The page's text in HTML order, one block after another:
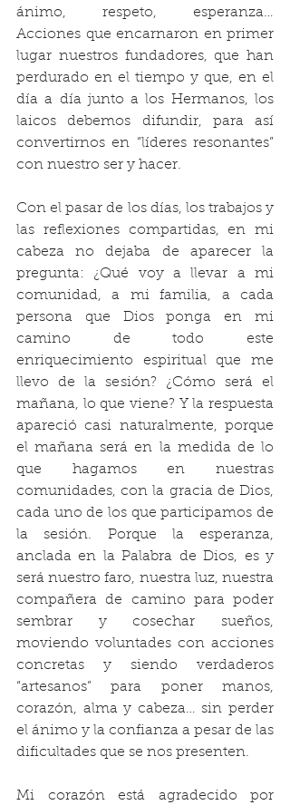
ánimo, respeto, esperanza…
Acciones que encarnaron en primer
lugar nuestros fundadores, que han
perdurado en el tiempo y que, en el
día a día junto a los Hermanos, los
laicos debemos difundir, para así
convertirnos en “líderes resonantes”
con nuestro ser y hacer.
Con el pasar de los días, los trabajos y
las reflexiones compartidas, en mi
cabeza no dejaba de aparecer la
pregunta: ¿Qué voy a llevar a mi
comunidad, a mi familia, a cada
persona que Dios ponga en mi
camino de todo este
enriquecimiento espiritual que me
llevo de la sesión? ¿Cómo será el
mañana, lo que viene? Y la respuesta
apareció casi naturalmente, porque
el mañana será en la medida de lo
que hagamos en nuestras
comunidades, con la gracia de Dios,
cada uno de los que participamos de
la sesión. Porque la esperanza,
anclada en la Palabra de Dios, es y
será nuestro faro, nuestra luz, nuestra
compañera de camino para poder
sembrar y cosechar sueños,
moviendo voluntades con acciones
concretas y siendo verdaderos
“artesanos” para poner manos,
corazón, alma y cabeza… sin perder
el ánimo y la confianza a pesar de las
dificultades que se nos presenten.
Mi corazón está agradecido por